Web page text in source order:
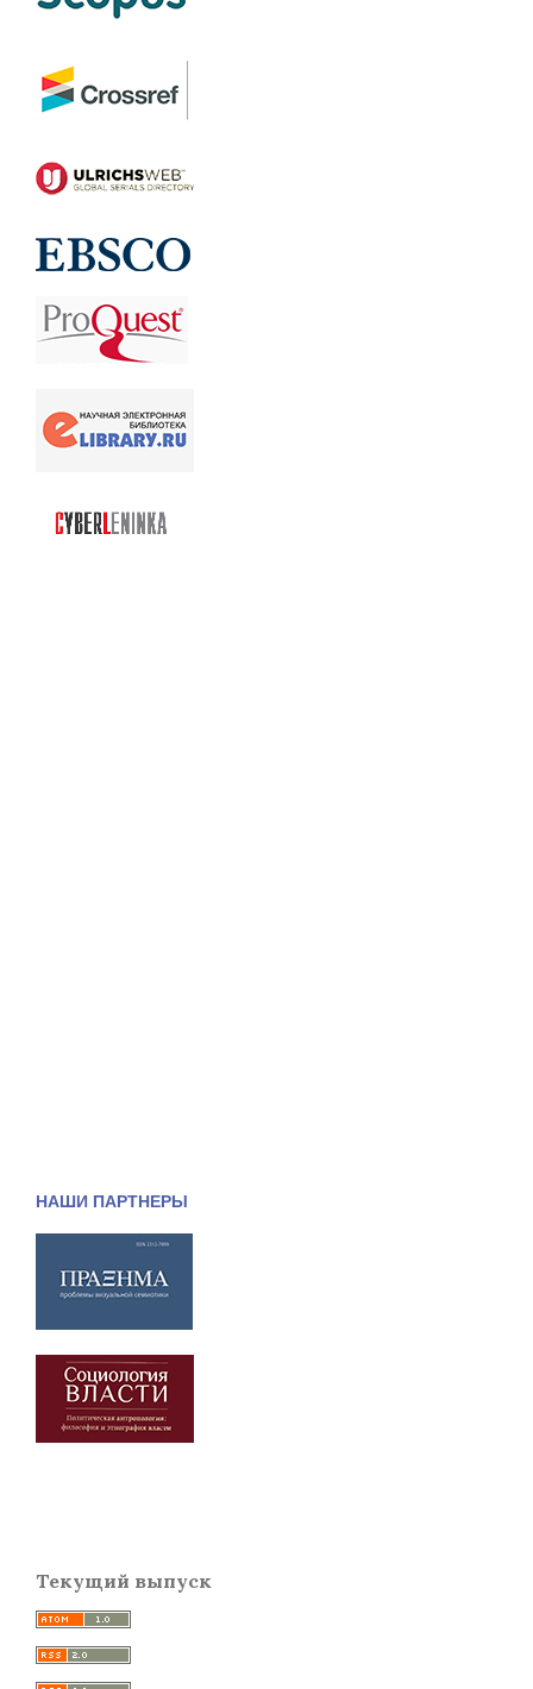
НАШИ ПАРТНЕРЫ
Текущий выпуск